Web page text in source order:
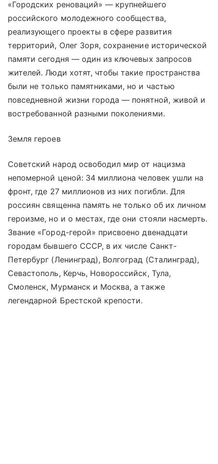
«Городских реноваций» — крупнейшего
российского молодежного сообщества,
реализующего проекты в сфере развития
территорий, Олег Зоря, сохранение исторической
памяти сегодня — один из ключевых запросов
жителей. Люди хотят, чтобы такие пространства
были не только памятниками, но и частью
повседневной жизни города — понятной, живой и
востребованной разными поколениями.
Земля героев
Советский народ освободил мир от нацизма
непомерной ценой: 34 миллиона человек ушли на
фронт, где 27 миллионов из них погибли. Для
россиян священна память не только об их личном
героизме, но и о местах, где они стояли насмерть.
Звание «Город-герой» присвоено двенадцати
городам бывшего СССР, в их числе Санкт-
Петербург (Ленинград), Волгоград (Сталинград),
Севастополь, Керчь, Новороссийск, Тула,
Смоленск, Мурманск и Москва, а также
легендарной Брестской крепости.